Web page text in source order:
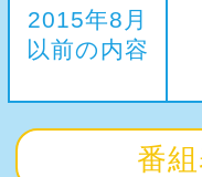
2015年8月
以前の内容
番